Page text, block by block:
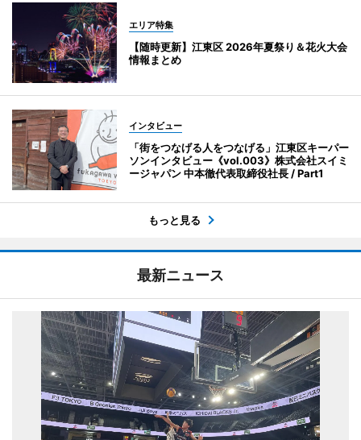
エリア特集
【随時更新】江東区 2026年夏祭り＆花火大会
情報まとめ
インタビュー
「街をつなげる人をつなげる」江東区キーパー
ソンインタビュー《vol.003》株式会社スイミ
ージャパン 中本徹代表取締役社長 / Part1
もっと見る
最新ニュース